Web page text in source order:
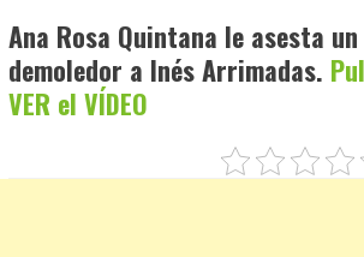
Ana Rosa Quintana le asesta
demoledor a Inés Arrimadas.
VER el VÍDEO